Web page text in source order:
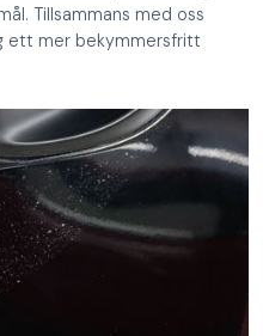
Tillsammans med oss
ett mer bekymmersfritt